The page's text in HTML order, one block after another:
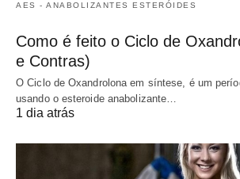
AES - ANABOLIZANTES ESTERÓIDES
Como é feito o Ciclo de
e Contras)
O Ciclo de Oxandrolona em síntese, é um
usando o esteroide anabolizante…
1 dia atrás